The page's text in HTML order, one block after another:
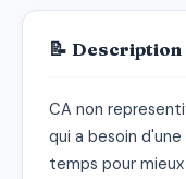
📝 Description
CA non
qui a besoin
temps pour